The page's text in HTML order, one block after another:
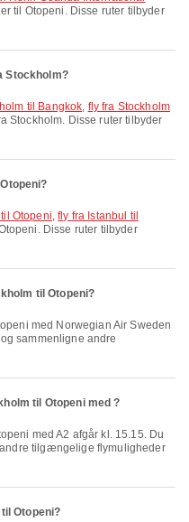
til Otopeni. Disse ruter tilbyder
Stockholm?
til Bangkok, fly fra Stockholm
Stockholm. Disse ruter tilbyder
Otopeni,fly fra Istanbul til
Disse ruter tilbyder
til Otopeni?
sammenligne andre
til Otopeni med ?
tilgængelige flymuligheder
Otopeni?